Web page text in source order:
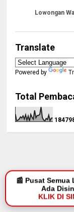
📰 Pusat Semua
Ada
KLIK DI
Lowongan
Translate
Powered by
Total
1 8479